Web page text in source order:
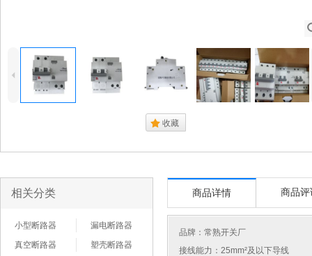
4
. 收藏
相关分类
小型断路器
漏电断路器
真空断路器
塑壳断路器
商品详情 商品评
品牌： 常熟开关厂
接线能力：25mm²及以下导线